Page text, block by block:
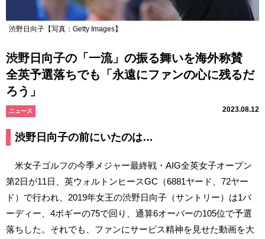
渋野日向子【写真：Getty Images】
渋野日向子の「一流」の振る舞いを海外称賛
全英予選落ちでも「永遠にファンの心に残るだ
ろう」
ニュース 2023.08.12
渋野日向子の前にいたのは…
米女子ゴルフの今季メジャー最終戦・AIG全英女子オープン
第2日が11日、英ウォルトンヒースGC（6881ヤード、72ヤー
ド）で行われ、2019年女王の渋野日向子（サントリー）は1バ
ーディー、4ボギーの75で回り、通算6オーバーの105位で予選
落ちした。それでも、ファンにサービス精神を見せた動画を大